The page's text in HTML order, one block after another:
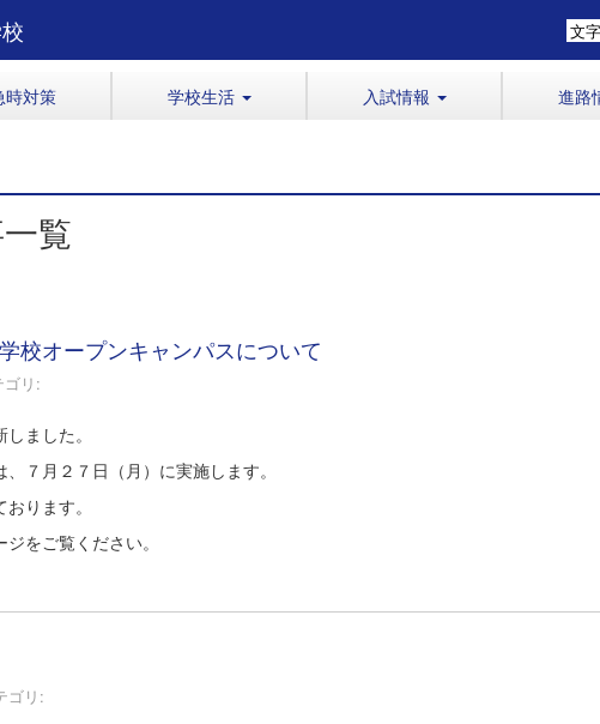
文字
時対策 学校生活 入試情報 進路
覧
校オープンキャンパスについて
ゴリ:
ました。
７月２７日（月）に実施します。
ります。
をご覧ください。
ゴリ: